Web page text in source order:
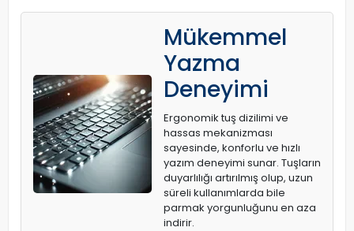
Mükemmel
Yazma
Deneyimi
Ergonomik tuş dizilimi ve
hassas mekanizması
sayesinde, konforlu ve hızlı
yazım deneyimi sunar. Tuşların
duyarlılığı artırılmış olup, uzun
süreli kullanımlarda bile
parmak yorgunluğunu en aza
indirir.